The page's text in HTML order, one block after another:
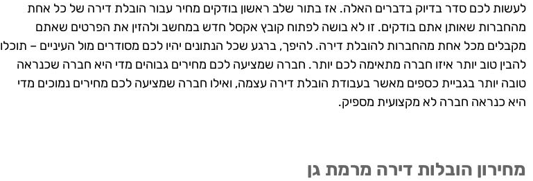
לעשות לכם סדר בדיוק בדברים האלה. אז בתור שלב ראשון בודקים מחיר עבור הובלת דירה של כל אחת
מהחברות שאותן אתם בודקים. זו לא בושה לפתוח קובץ אקסל חדש במחשב ולהזין את הפרטים שאתם
מקבלים מכל אחת מהחברות להובלת דירה. להיפך, ברגע שכל הנתונים יהיו לכם מסודרים מול העיניים – תוכלו
להבין טוב יותר איזו חברה מתאימה לכם יותר. חברה שמציעה לכם מחירים גבוהים מדי היא חברה שכנראה
טובה יותר בגביית כספים מאשר בעבודת הובלת דירה עצמה, ואילו חברה שמציעה לכם מחירים נמוכים מדי
היא כנראה חברה לא מקצועית מספיק.
מחירון הובלות דירה מרמת גן